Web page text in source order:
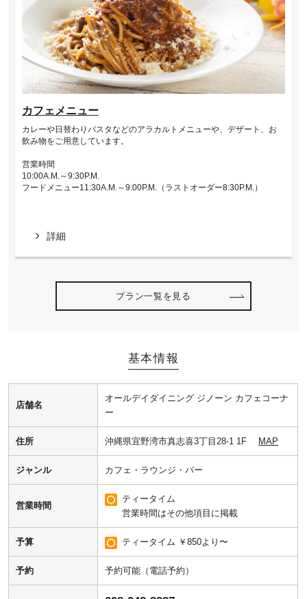
カフェメニュー
カレーや日替わりパスタなどのアラカルトメニューや、デザート、お
飲み物をご用意しています。
営業時間
10:00A.M.～9:30P.M.
フードメニュー11:30A.M.～9:00P.M.（ラストオーダー8:30P.M.）
詳細
プラン一覧を見る
基本情報
店舗名
オールデイダイニング ジノーン カフェコーナ
ー
住所 沖縄県宜野湾市真志喜3丁目28-1 1F MAP
ジャンル カフェ・ラウンジ・バー
営業時間
ティータイム
営業時間はその他項目に掲載
予算 ティータイム ￥850より〜
予約 予約可能（電話予約）